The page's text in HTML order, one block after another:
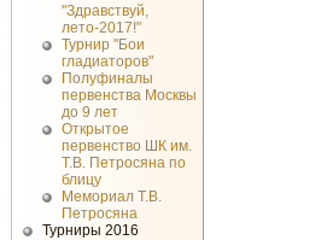
"Здравствуй,
лето-2017!"
Турнир "Бои
гладиаторов"
Полуфиналы
первенства Москвы
до 9 лет
Открытое
первенство ШК им.
Т.В. Петросяна по
блицу
Мемориал Т.В.
Петросяна
Турниры 2016